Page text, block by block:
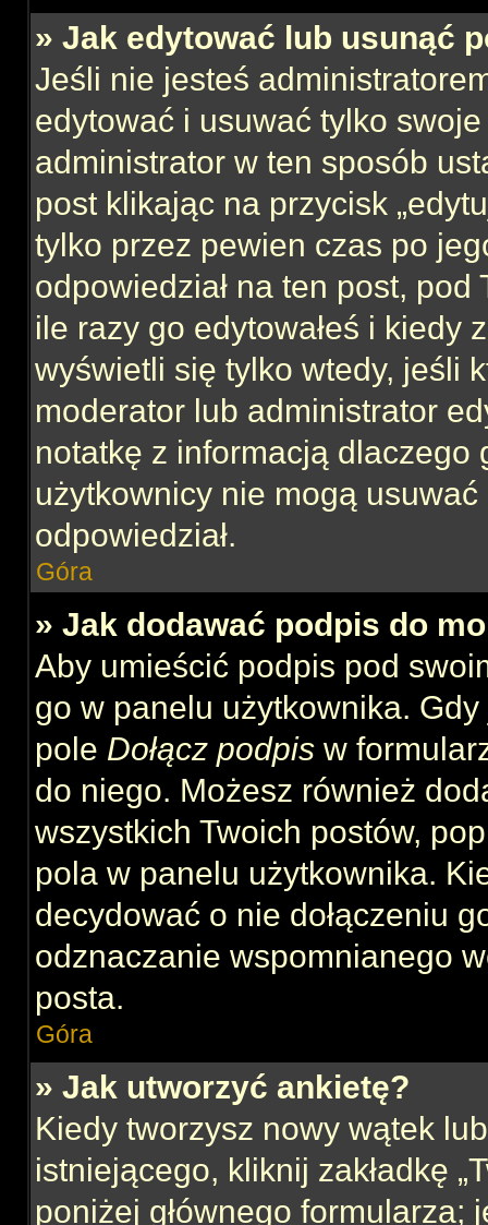
» Jak edytować lub usunąć
Jeśli nie jesteś
edytować i usuwać tylko
administrator w ten sposób
post klikając na przycisk
tylko przez pewien czas po
odpowiedział na ten post,
ile razy go edytowałeś i kiedy
wyświetli się tylko wtedy, jeśli
moderator lub administrator
notatkę z informacją
użytkownicy nie mogą
odpowiedział.
Góra
» Jak dodawać podpis do
Aby umieścić podpis pod
go w panelu użytkownika.
pole Dołącz podpis w
do niego. Możesz również
wszystkich Twoich postów,
pola w panelu użytkownika.
decydować o nie dołączeniu
odznaczanie wspomnianego
posta.
Góra
» Jak utworzyć ankietę?
Kiedy tworzysz nowy wątek
istniejącego, kliknij zakładkę
poniżej głównego formularza;